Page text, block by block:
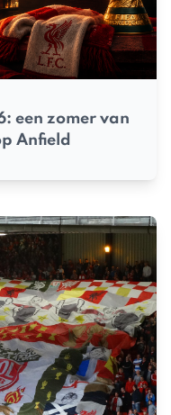
een zomer van
Anfield